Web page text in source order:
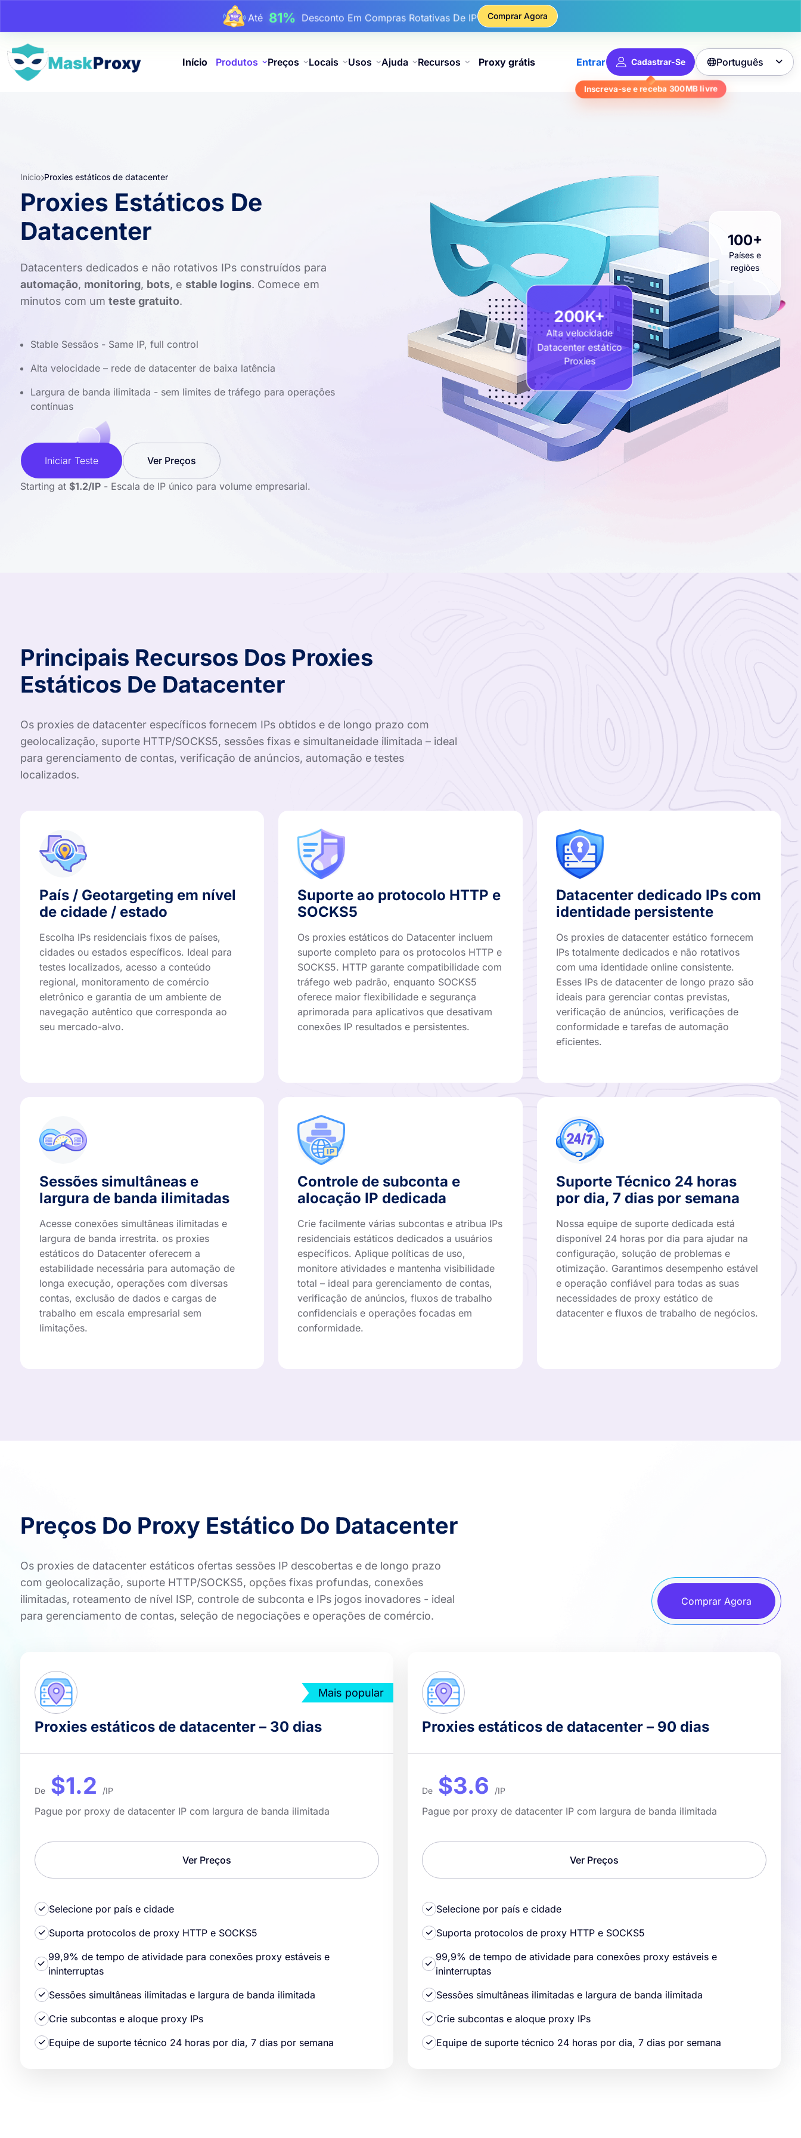
Até17%De Desconto Bônus Em Recargas
Até25%Desconto Em Compras Estáticas De IP
Comprar Agora
Início Produtos Preços Locais Usos Ajuda Recursos Proxy grátis Entrar Cadastrar-Se
Inscreva-se e receba 300MBlivre
Português 
Início Proxies estáticos de datacenter
Proxies Estáticos De
Datacenter
Datacenters dedicados e não rotativos IPs construídos para
automação, monitoring, bots, e stable logins. Comece em
minutos com um teste gratuito.
Stable Sessãos - Same IP, full control
Alta velocidade – rede de datacenter de baixa latência
Largura de banda ilimitada - sem limites de tráfego para operações
contínuas
Iniciar Teste Ver Preços
Starting at $1.2/IP - Escala de IP único para volume empresarial.
200K+
Alta velocidade
Datacenter estático
Proxies
100+
Países e
regiões
Principais Recursos Dos Proxies
Estáticos De Datacenter
Os proxies de datacenter específicos fornecem IPs obtidos e de longo prazo com
geolocalização, suporte HTTP/SOCKS5, sessões fixas e simultaneidade ilimitada – ideal
para gerenciamento de contas, verificação de anúncios, automação e testes
localizados.
País / Geotargeting em nível
de cidade / estado
Escolha IPs residenciais fixos de países,
cidades ou estados específicos. Ideal para
testes localizados, acesso a conteúdo
regional, monitoramento de comércio
eletrônico e garantia de um ambiente de
navegação autêntico que corresponda ao
seu mercado-alvo.
Suporte ao protocolo HTTP e
SOCKS5
Os proxies estáticos do Datacenter incluem
suporte completo para os protocolos HTTP e
SOCKS5. HTTP garante compatibilidade com
tráfego web padrão, enquanto SOCKS5
oferece maior flexibilidade e segurança
aprimorada para aplicativos que desativam
conexões IP resultados e persistentes.
Datacenter dedicado IPs com
identidade persistente
Os proxies de datacenter estático fornecem
IPs totalmente dedicados e não rotativos
com uma identidade online consistente.
Esses IPs de datacenter de longo prazo são
ideais para gerenciar contas previstas,
verificação de anúncios, verificações de
conformidade e tarefas de automação
eficientes.
Sessões simultâneas e
largura de banda ilimitadas
Acesse conexões simultâneas ilimitadas e
largura de banda irrestrita. os proxies
estáticos do Datacenter oferecem a
estabilidade necessária para automação de
longa execução, operações com diversas
contas, exclusão de dados e cargas de
trabalho em escala empresarial sem
limitações.
Controle de subconta e
alocação IP dedicada
Crie facilmente várias subcontas e atribua IPs
residenciais estáticos dedicados a usuários
específicos. Aplique políticas de uso,
monitore atividades e mantenha visibilidade
total – ideal para gerenciamento de contas,
verificação de anúncios, fluxos de trabalho
confidenciais e operações focadas em
conformidade.
Suporte Técnico 24 horas
por dia, 7 dias por semana
Nossa equipe de suporte dedicada está
disponível 24 horas por dia para ajudar na
configuração, solução de problemas e
otimização. Garantimos desempenho estável
e operação confiável para todas as suas
necessidades de proxy estático de
datacenter e fluxos de trabalho de negócios.
Preços Do Proxy Estático Do Datacenter
Os proxies de datacenter estáticos ofertas sessões IP descobertas e de longo prazo
com geolocalização, suporte HTTP/SOCKS5, opções fixas profundas, conexões
ilimitadas, roteamento de nível ISP, controle de subconta e IPs jogos inovadores - ideal
para gerenciamento de contas, seleção de negociações e operações de comércio.
Comprar Agora
Mais popular
Proxies estáticos de datacenter – 30 dias
De $1.2 /IP
Pague por proxy de datacenter IP com largura de banda ilimitada
Ver Preços
Selecione por país e cidade
Suporta protocolos de proxy HTTP e SOCKS5
99,9% de tempo de atividade para conexões proxy estáveis ​​e
ininterruptas
Sessões simultâneas ilimitadas e largura de banda ilimitada
Crie subcontas e aloque proxy IPs
Equipe de suporte técnico 24 horas por dia, 7 dias por semana
Proxies estáticos de datacenter – 90 dias
De $3.6 /IP
Pague por proxy de datacenter IP com largura de banda ilimitada
Ver Preços
Selecione por país e cidade
Suporta protocolos de proxy HTTP e SOCKS5
99,9% de tempo de atividade para conexões proxy estáveis ​​e
ininterruptas
Sessões simultâneas ilimitadas e largura de banda ilimitada
Crie subcontas e aloque proxy IPs
Equipe de suporte técnico 24 horas por dia, 7 dias por semana